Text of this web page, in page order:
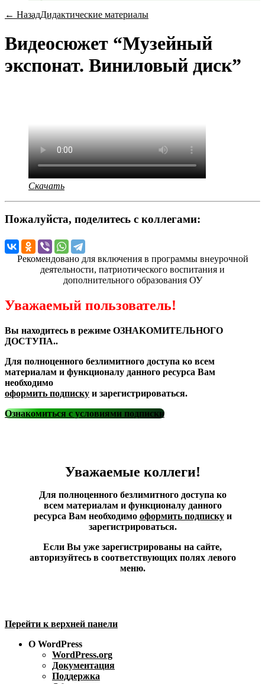
← НазадДидактические материалы
Видеосюжет “Музейный
экспонат. Виниловый диск”
Скачать
Пожалуйста, поделитесь с коллегами:
Рекомендовано для включения в программы внеурочной
деятельности, патриотического воспитания и
дополнительного образования ОУ
Уважаемый пользователь!
Вы находитесь в режиме ОЗНАКОМИТЕЛЬНОГО
ДОСТУПА..
Для полноценного безлимитного доступа ко всем
материалам и функционалу данного ресурса Вам
необходимо
оформить подписку и зарегистрироваться.
Ознакомиться с условиями подписки
Уважаемые коллеги!
Для полноценного безлимитного доступа ко
всем материалам и функционалу данного
ресурса Вам необходимо оформить подпискуи
зарегистрироваться.
Если Вы уже зарегистрированы на сайте,
авторизуйтесь в соответствующих полях левого
меню.
Перейти к верхней панели
О WordPress
WordPress.org
Документация
Поддержка